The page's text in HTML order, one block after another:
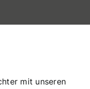
mit unseren